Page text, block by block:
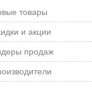
товары
и акции
продаж